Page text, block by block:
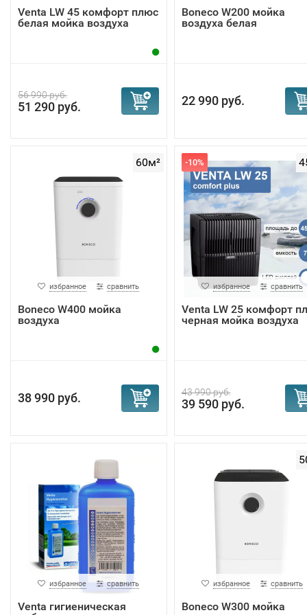
Venta LW 45 комфорт плюс
белая мойка воздуха
56 990 руб.
51 290 руб.
Boneco W200 мойка
воздуха белая
22 990 руб.
60м²
избранное сравнить
Boneco W400 мойка
воздуха
38 990 руб.
-10%
избранное сравнить
Venta LW 25 комфорт
черная мойка воздуха
43 990 руб.
39 590 руб.
избранное сравнить
Venta гигиеническая
избранное сравнить
Boneco W300 мойка